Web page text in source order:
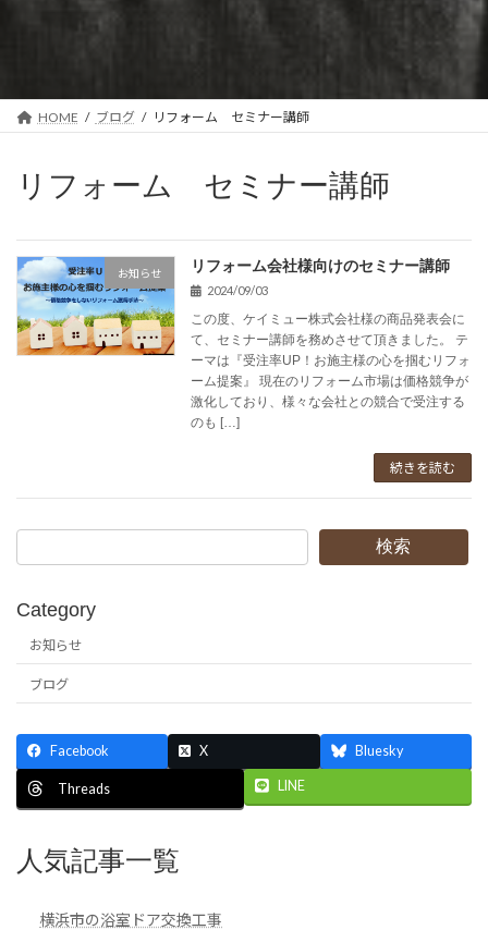
HOME ブログ リフォーム セミナー講師
リフォーム セミナー講師
お知らせ リフォーム会社様向けのセミナー講師
2024/09/03
この度、ケイミュー株式会社様の商品発表会に
て、セミナー講師を務めさせて頂きました。 テ
ーマは『受注率UP！お施主様の心を掴むリフォ
ーム提案』 現在のリフォーム市場は価格競争が
激化しており、様々な会社との競合で受注する
のも […]
続きを読む
検索
Category
お知らせ
ブログ
Facebook X Bluesky
Threads LINE
人気記事一覧
横浜市の浴室ドア交換工事